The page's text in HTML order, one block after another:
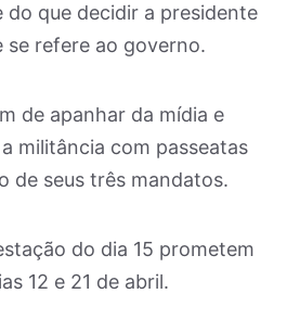
que decidir a presidente
se refere ao governo.
de apanhar da mídia e
militância com passeatas
de seus três mandatos.
do dia 15 prometem
12 e 21 de abril.